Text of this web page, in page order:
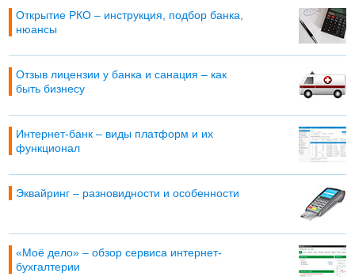
Открытие РКО – инструкция, подбор банка,
нюансы
Отзыв лицензии у банка и санация – как
быть бизнесу
Интернет-банк – виды платформ и их
функционал
Эквайринг – разновидности и особенности
«Моё дело» – обзор сервиса интернет-
бухгалтерии